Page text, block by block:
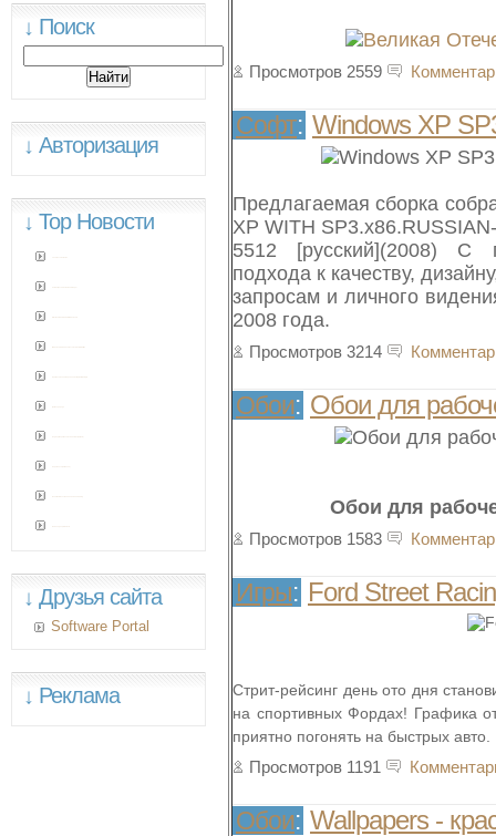
Просмотров 2559
Софт: Windows XP
Предлагаемая сборка
XP WITH
5512 [русский](2008) С
подхода к качеству,
запросам и личного
2008 года.
Просмотров 3214
Обои: Обои для
Обои для
Просмотров 1583
Игры: Ford Street
Стрит-рейсинг день ото дня
на спортивных Фордах! Графика
приятно погонять на быстрых авто.
Просмотров 1191
Обои: Wallpapers -
↓ Поиск
↓ Авторизация
↓ Top Новости
↓ Друзья сайта
Software Portal
↓ Реклама